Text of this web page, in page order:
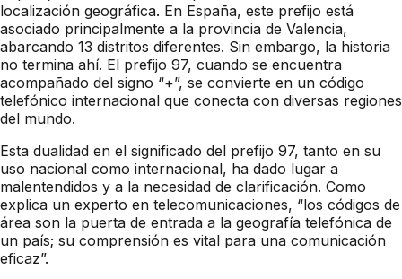
localización geográfica. En España, este prefijo está
asociado principalmente a la provincia de Valencia,
abarcando 13 distritos diferentes. Sin embargo, la historia
no termina ahí. El prefijo 97, cuando se encuentra
acompañado del signo “+”, se convierte en un código
telefónico internacional que conecta con diversas regiones
del mundo.
Esta dualidad en el significado del prefijo 97, tanto en su
uso nacional como internacional, ha dado lugar a
malentendidos y a la necesidad de clarificación. Como
explica un experto en telecomunicaciones, “los códigos de
área son la puerta de entrada a la geografía telefónica de
un país; su comprensión es vital para una comunicación
eficaz”.